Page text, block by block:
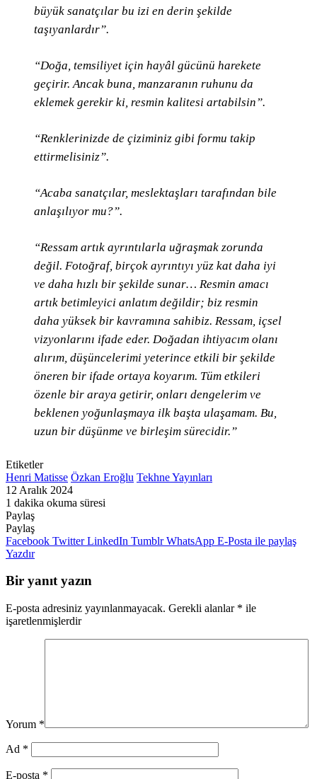
büyük sanatçılar bu izi en derin şekilde
taşıyanlardır”.
“Doğa, temsiliyet için hayâl gücünü harekete
geçirir. Ancak buna, manzaranın ruhunu da
eklemek gerekir ki, resmin kalitesi artabilsin”.
“Renklerinizde de çiziminiz gibi formu takip
ettirmelisiniz”.
“Acaba sanatçılar, meslektaşları tarafından bile
anlaşılıyor mu?”.
“Ressam artık ayrıntılarla uğraşmak zorunda
değil. Fotoğraf, birçok ayrıntıyı yüz kat daha iyi
ve daha hızlı bir şekilde sunar… Resmin amacı
artık betimleyici anlatım değildir; biz resmin
daha yüksek bir kavramına sahibiz. Ressam, içsel
vizyonlarını ifade eder. Doğadan ihtiyacım olanı
alırım, düşüncelerimi yeterince etkili bir şekilde
öneren bir ifade ortaya koyarım. Tüm etkileri
özenle bir araya getirir, onları dengelerim ve
beklenen yoğunlaşmaya ilk başta ulaşamam. Bu,
uzun bir düşünme ve birleşim sürecidir.”
Etiketler
Henri Matisse Özkan Eroğlu Tekhne Yayınları
12 Aralık 2024
1 dakika okuma süresi
Paylaş
Facebook
Twitter
LinkedIn
Pinterest
Messenger
Messenger
WhatsApp
Telegram
E-
Posta
ile
Yazdır
Paylaş
Facebook Twitter LinkedIn Tumblr WhatsApp E-Posta ile paylaş
Yazdır
Bir yanıt yazın
E-posta adresiniz yayınlanmayacak. Gerekli alanlar * ile
işaretlenmişlerdir
Yorum *
Ad *
E-posta *